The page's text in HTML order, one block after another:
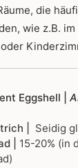
die
wie z.B.
Eggshell |
| Seidig
|
15-20% (in